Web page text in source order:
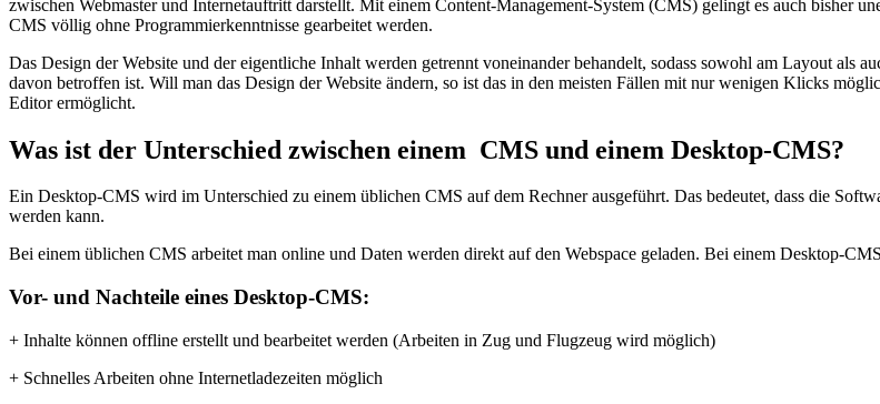
zwischen Webmaster und Internetauftritt darstellt. Mit einem Content-Management-System (CMS) gelingt es auch bisher
CMS völlig ohne Programmierkenntnisse gearbeitet werden.
Das Design der Website und der eigentliche Inhalt werden getrennt voneinander behandelt, sodass sowohl am Layout als
davon betroffen ist. Will man das Design der Website ändern, so ist das in den meisten Fällen mit nur wenigen Klicks
Editor ermöglicht.
Was ist der Unterschied zwischen einem CMS und einem Desktop-CMS?
Ein Desktop-CMS wird im Unterschied zu einem üblichen CMS auf dem Rechner ausgeführt. Das bedeutet, dass die
werden kann.
Bei einem üblichen CMS arbeitet man online und Daten werden direkt auf den Webspace geladen. Bei einem Desktop-
Vor- und Nachteile eines Desktop-CMS:
+ Inhalte können offline erstellt und bearbeitet werden (Arbeiten in Zug und Flugzeug wird möglich)
+ Schnelles Arbeiten ohne Internetladezeiten möglich